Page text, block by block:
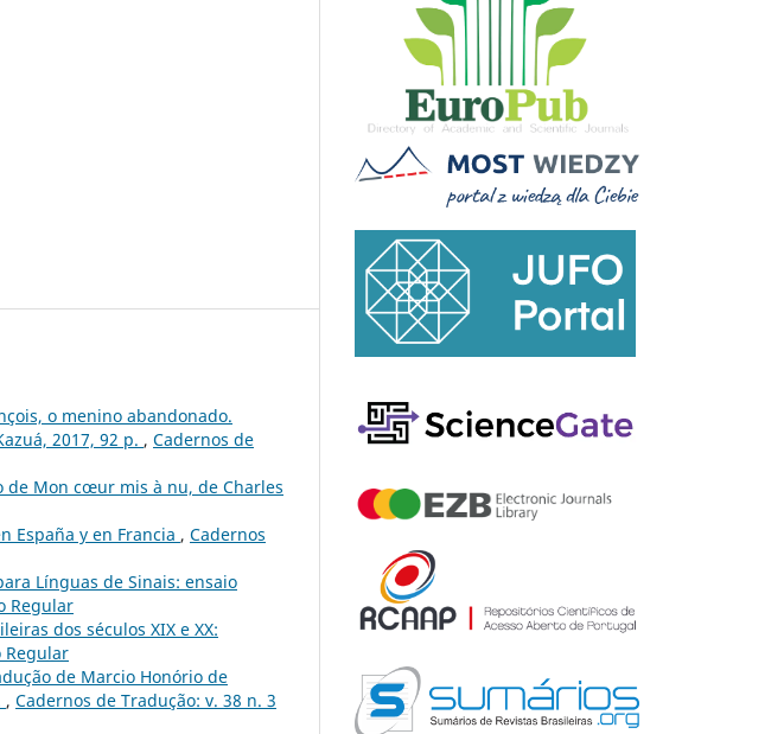
o menino abandonado.
2017, 92 p. , Cadernos de
de Mon cœur mis à nu, de Charles
España y en Francia , Cadernos
Línguas de Sinais: ensaio
Regular
dos séculos XIX e XX:
Regular
de Marcio Honório de
, Cadernos de Tradução: v. 38 n. 3